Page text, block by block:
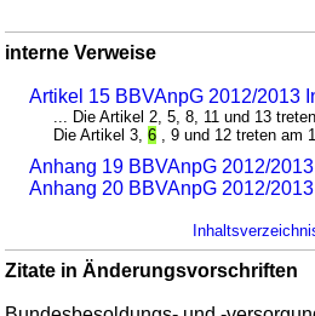
interne Verweise
Artikel 15 BBVAnpG 2012/2013
... Die Artikel 2, 5, 8, 11 und 13
Die Artikel 3,6 , 9 und 12 treten am
Anhang 19 BBVAnpG 2012/
Anhang 20 BBVAnpG 2012/
Zitate in Änderungsvorschriften